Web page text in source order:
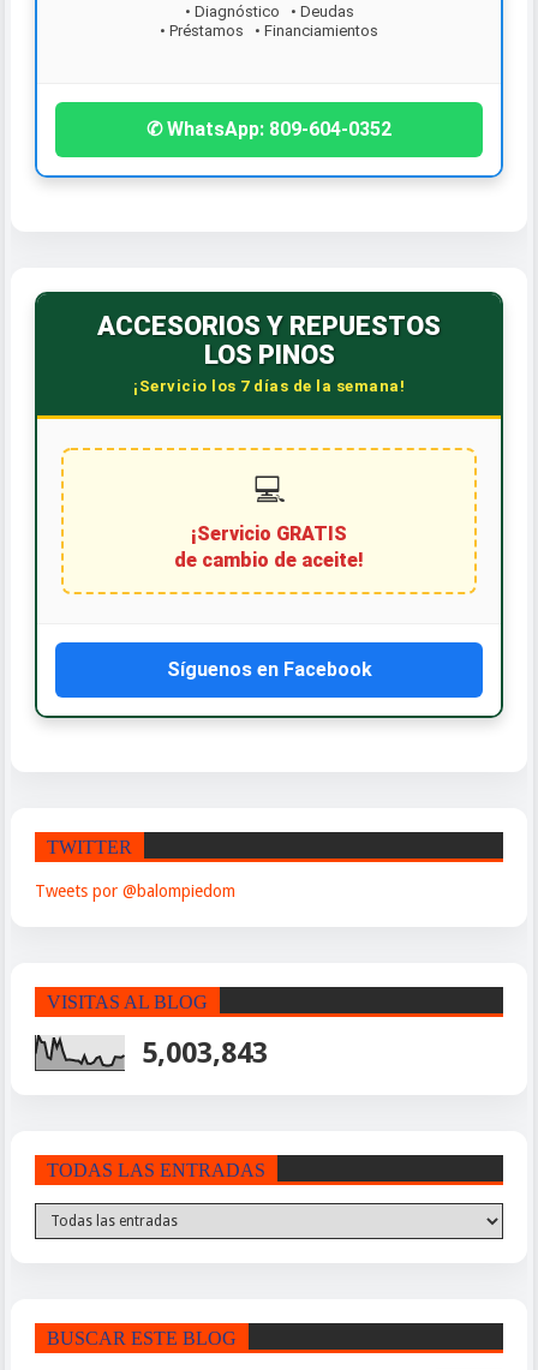
• Diagnóstico • Deudas
• Préstamos • Financiamientos
¡Contáctanos hoy!
✆ WhatsApp: 809-604-0352
ACCESORIOS Y REPUESTOS
LOS PINOS
¡Servicio los 7 días de la semana!
💻
¡Servicio GRATIS
de cambio de aceite!
Síguenos en Facebook
TWITTER
Tweets por @balompiedom
VISITAS AL BLOG
5,003,843
TODAS LAS ENTRADAS
BUSCAR ESTE BLOG